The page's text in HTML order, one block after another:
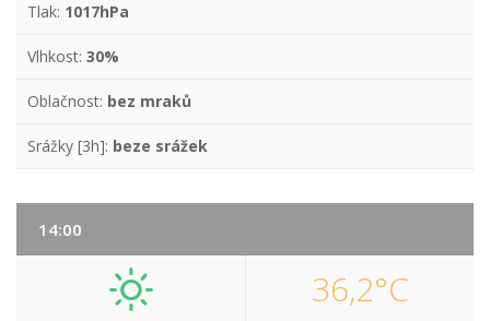
Tlak: 1017hPa
Vlhkost: 30%
Oblačnost: bez mraků
Srážky [3h]: beze srážek
14:00
36,2°C